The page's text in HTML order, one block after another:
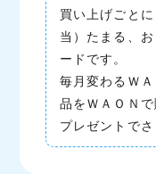
買い上げごと
当）たまる、
ードです。
毎月変わるＷ
品をＷＡＯＮ
プレゼントでさ